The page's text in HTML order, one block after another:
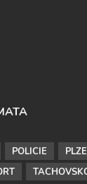
POLICIE